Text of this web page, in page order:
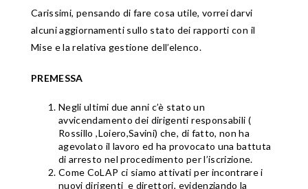
Carissimi, pensando di fare cosa utile, vorrei darvi
alcuni aggiornamenti sullo stato dei rapporti con il
Mise e la relativa gestione dell’elenco.
PREMESSA
Negli ultimi due anni c’è stato un
avvicendamento dei dirigenti responsabili (
Rossillo ,Loiero,Savini) che, di fatto, non ha
agevolato il lavoro ed ha provocato una battuta
di arresto nel procedimento per l’iscrizione.
Come CoLAP ci siamo attivati per incontrare i
nuovi dirigenti e direttori, evidenziando la